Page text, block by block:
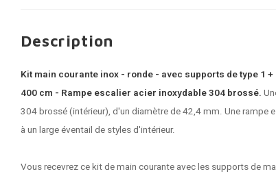
Description
Kit main courante inox - ronde - avec supports de type 1
400 cm - Rampe escalier acier inoxydable 304 brossé.
304 brossé (intérieur), d'un diamètre de 42,4 mm. Une rampe
à un large éventail de styles d'intérieur.
Vous recevrez ce kit de main courante avec les supports de